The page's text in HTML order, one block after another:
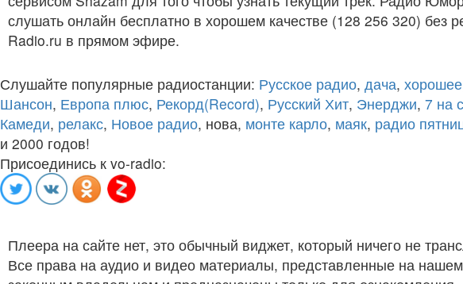
слушать онлайн бесплатно в хорошем качестве (128 256 320) без
Radio.ru в прямом эфире.
Слушайте популярные радиостанции: Русское радио, дача, хорошее
Шансон, Европа плюс, Рекорд(Record), Русский Хит, Энерджи, 7 на
Камеди, релакс, Новое радио, нова, монте карло, маяк, радио
и 2000 годов!
Присоединись к vo-radio:
Плеера на сайте нет, это обычный виджет, который ничего не
Все права на аудио и видео материалы, представленные на